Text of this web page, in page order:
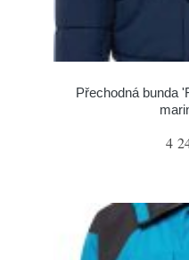
Přechodná bunda
4